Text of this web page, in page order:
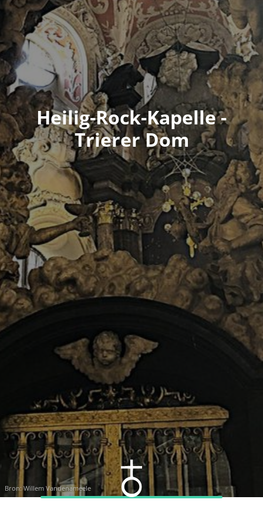
Heilig-Rock-Kapelle -
Trierer Dom
Bron: Willem Vandenameele